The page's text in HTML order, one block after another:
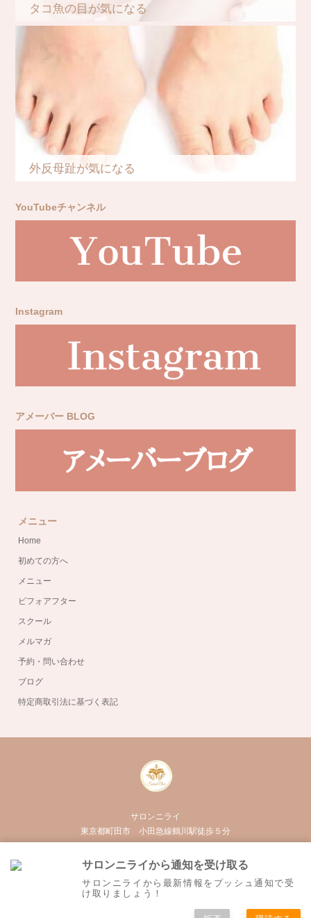
タコ魚の目が気になる
外反母趾が気になる
YouTubeチャンネル
Instagram
アメーバー BLOG
メニュー
Home
初めての方へ
メニュー
ビフォアフター
スクール
メルマガ
予約・問い合わせ
ブログ
特定商取引法に基づく表記
サロンニライ
東京都町田市 小田急線鶴川駅徒歩５分
FacebookInstagram
RSS
サロンニライから通知を受け取る
サロンニライから最新情報をプッシュ通知で受
け取りましょう！